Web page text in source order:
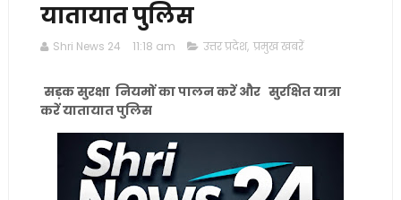
यातायात पुलिस
Shri News 24 11:18 am उत्तर प्रदेश, प्रमुख खबरें
सड़क सुरक्षा नियमों का पालन करें और सुरक्षित यात्रा
करें यातायात पुलिस